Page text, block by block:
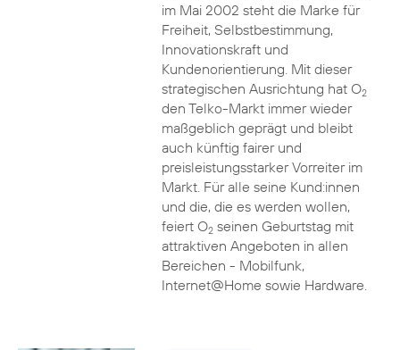
im Mai 2002 steht die Marke für
Freiheit, Selbstbestimmung,
Innovationskraft und
Kundenorientierung. Mit dieser
strategischen Ausrichtung hat O2
den Telko-Markt immer wieder
maßgeblich geprägt und bleibt
auch künftig fairer und
preisleistungsstarker Vorreiter im
Markt. Für alle seine Kund:innen
und die, die es werden wollen,
feiert O2seinen Geburtstag mit
attraktiven Angeboten in allen
Bereichen - Mobilfunk,
Internet@Home sowie Hardware.